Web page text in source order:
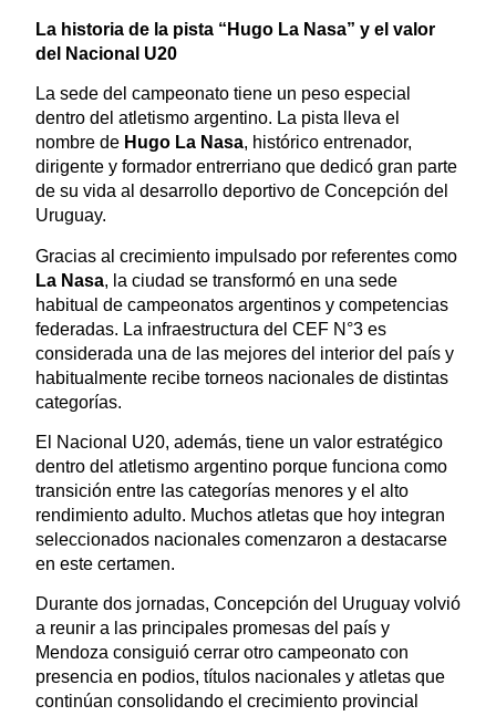
La historia de la pista “Hugo La Nasa” y el valor
del Nacional U20
La sede del campeonato tiene un peso especial
dentro del atletismo argentino. La pista lleva el
nombre de Hugo La Nasa, histórico entrenador,
dirigente y formador entrerriano que dedicó gran parte
de su vida al desarrollo deportivo de Concepción del
Uruguay.
Gracias al crecimiento impulsado por referentes como
La Nasa, la ciudad se transformó en una sede
habitual de campeonatos argentinos y competencias
federadas. La infraestructura del CEF N°3 es
considerada una de las mejores del interior del país y
habitualmente recibe torneos nacionales de distintas
categorías.
El Nacional U20, además, tiene un valor estratégico
dentro del atletismo argentino porque funciona como
transición entre las categorías menores y el alto
rendimiento adulto. Muchos atletas que hoy integran
seleccionados nacionales comenzaron a destacarse
en este certamen.
Durante dos jornadas, Concepción del Uruguay volvió
a reunir a las principales promesas del país y
Mendoza consiguió cerrar otro campeonato con
presencia en podios, títulos nacionales y atletas que
continúan consolidando el crecimiento provincial